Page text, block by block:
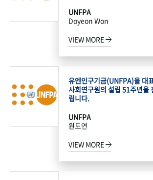
UNFPA
Doyeon Won
VIEW MORE
유엔인구기금(UNFPA)을 대
사회연구원의 설립 51주년을
립니다.
UNFPA
원도연
VIEW MORE